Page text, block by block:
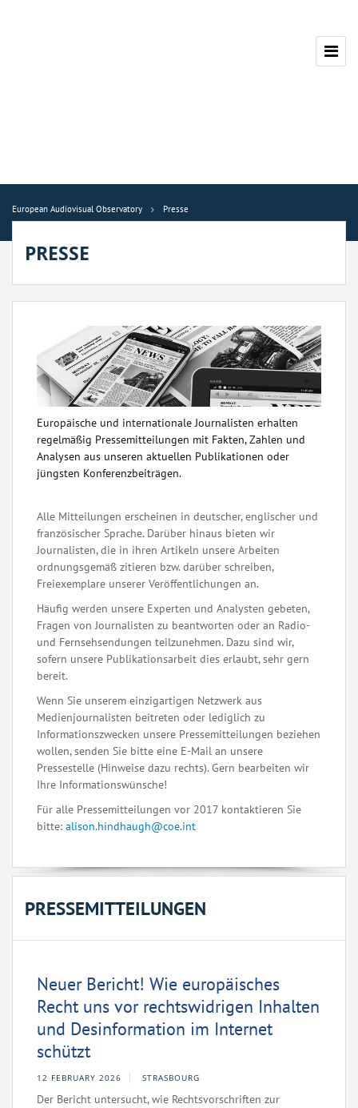
European Audiovisual Observatory Presse
PRESSE
Europäische und internationale Journalisten erhalten
regelmäßig Pressemitteilungen mit Fakten, Zahlen und
Analysen aus unseren aktuellen Publikationen oder
jüngsten Konferenzbeiträgen.
Alle Mitteilungen erscheinen in deutscher, englischer und
französischer Sprache. Darüber hinaus bieten wir
Journalisten, die in ihren Artikeln unsere Arbeiten
ordnungsgemäß zitieren bzw. darüber schreiben,
Freiexemplare unserer Veröffentlichungen an.
Häufig werden unsere Experten und Analysten gebeten,
Fragen von Journalisten zu beantworten oder an Radio-
und Fernsehsendungen teilzunehmen. Dazu sind wir,
sofern unsere Publikationsarbeit dies erlaubt, sehr gern
bereit.
Wenn Sie unserem einzigartigen Netzwerk aus
Medienjournalisten beitreten oder lediglich zu
Informationszwecken unsere Pressemitteilungen beziehen
wollen, senden Sie bitte eine E-Mail an unsere
Pressestelle (Hinweise dazu rechts). Gern bearbeiten wir
Ihre Informationswünsche!
Für alle Pressemitteilungen vor 2017 kontaktieren Sie
bitte: alison.hindhaugh@coe.int
PRESSEMITTEILUNGEN
Neuer Bericht! Wie europäisches
Recht uns vor rechtswidrigen Inhalten
und Desinformation im Internet
schützt
12 FEBRUARY 2026 STRASBOURG
Der Bericht untersucht, wie Rechtsvorschriften zur